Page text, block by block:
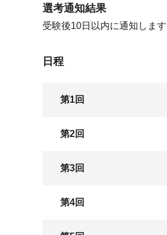
選考通知結果
受験後10日以内に通知します
日程
第1回
第2回
第3回
第4回